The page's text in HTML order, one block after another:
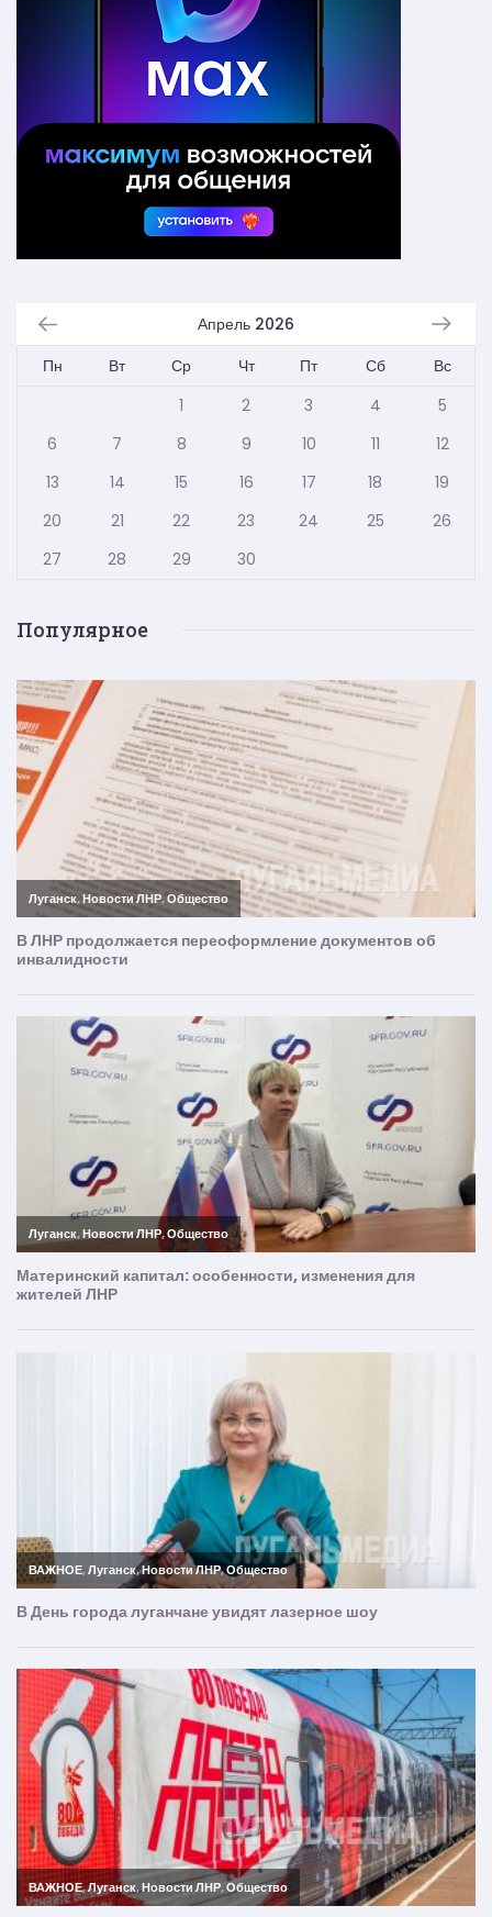
Апрель 2026
Пн
Вт Ср Чт Пт Сб
Вс
1
2 3 4
5
6
7 8 9 10 11
12
13
14 15 16 17 18
19
20
21 22 23 24 25
26
27
28 29 30
Популярное